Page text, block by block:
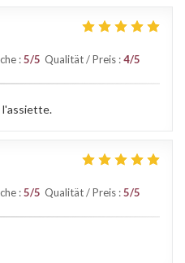
:5/5 Qualität / Preis :4/5
l'assiette.
:5/5 Qualität / Preis :5/5